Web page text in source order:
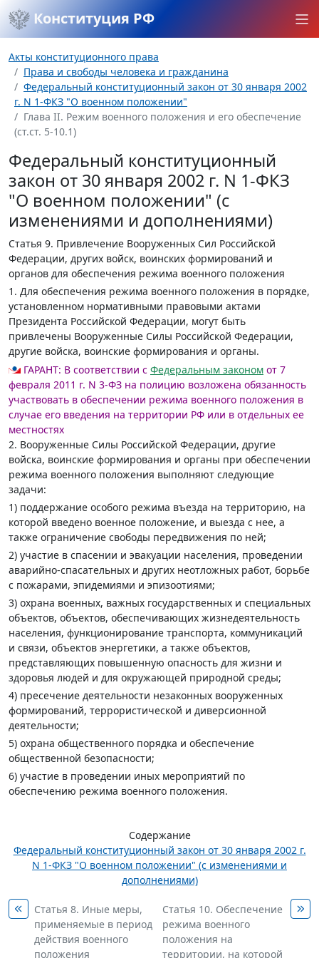
Конституция РФ
Акты конституционного права
Права и свободы человека и гражданина
Федеральный конституционный закон от 30 января 2002
г. N 1-ФКЗ "О военном положении"
Глава II. Режим военного положения и его обеспечение
(ст.ст. 5-10.1)
Федеральный конституционный
закон от 30 января 2002 г. N 1-ФКЗ
"О военном положении" (с
изменениями и дополнениями)
Статья 9. Привлечение Вооруженных Сил Российской
Федерации, других войск, воинских формирований и
органов для обеспечения режима военного положения
1. Для обеспечения режима военного положения в порядке,
установленном нормативными правовыми актами
Президента Российской Федерации, могут быть
привлечены Вооруженные Силы Российской Федерации,
другие войска, воинские формирования и органы.
ГАРАНТ: В соответствии с Федеральным законом от 7
февраля 2011 г. N 3-ФЗ на полицию возложена обязанность
участвовать в обеспечении режима военного положения в
случае его введения на территории РФ или в отдельных ее
местностях
2. Вооруженные Силы Российской Федерации, другие
войска, воинские формирования и органы при обеспечении
режима военного положения выполняют следующие
задачи:
1) поддержание особого режима въезда на территорию, на
которой введено военное положение, и выезда с нее, а
также ограничение свободы передвижения по ней;
2) участие в спасении и эвакуации населения, проведении
аварийно-спасательных и других неотложных работ, борьбе
с пожарами, эпидемиями и эпизоотиями;
3) охрана военных, важных государственных и специальных
объектов, объектов, обеспечивающих жизнедеятельность
населения, функционирование транспорта, коммуникаций
и связи, объектов энергетики, а также объектов,
представляющих повышенную опасность для жизни и
здоровья людей и для окружающей природной среды;
4) пресечение деятельности незаконных вооруженных
формирований, террористической и диверсионной
деятельности;
5) охрана общественного порядка и обеспечение
общественной безопасности;
6) участие в проведении иных мероприятий по
обеспечению режима военного положения.
Содержание
Федеральный конституционный закон от 30 января 2002 г.
N 1-ФКЗ "О военном положении" (с изменениями и
дополнениями)
Статья 8. Иные меры,
применяемые в период
действия военного
положения
Статья 10. Обеспечение
режима военного
положения на
территории, на которой